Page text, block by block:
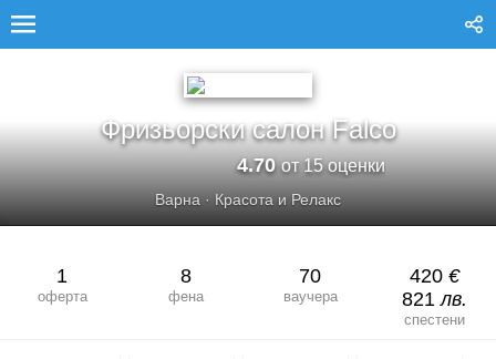
Фризьорски салон Falco
4.70от 15 оценки
Варна · Красота и Релакс
1
оферта
8
фена
70
ваучера
420 €
821лв.
спестени